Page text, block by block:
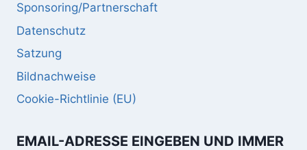
Sponsoring/Partnerschaft
Datenschutz
Satzung
Bildnachweise
Cookie-Richtlinie (EU)
EMAIL-ADRESSE EINGEBEN UND IMMER